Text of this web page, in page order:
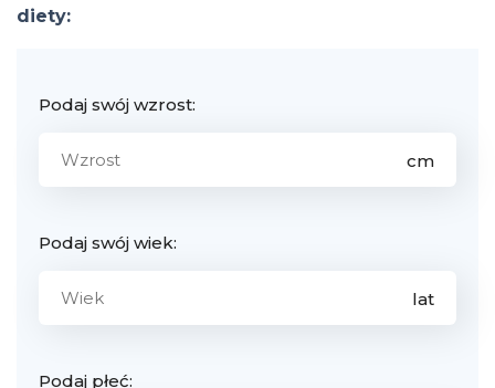
diety:
Podaj swój wzrost:
Podaj swój wiek:
Podaj płeć: